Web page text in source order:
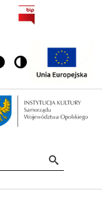
Wysoki
kontrast
Wysoki
kontrast
Idź